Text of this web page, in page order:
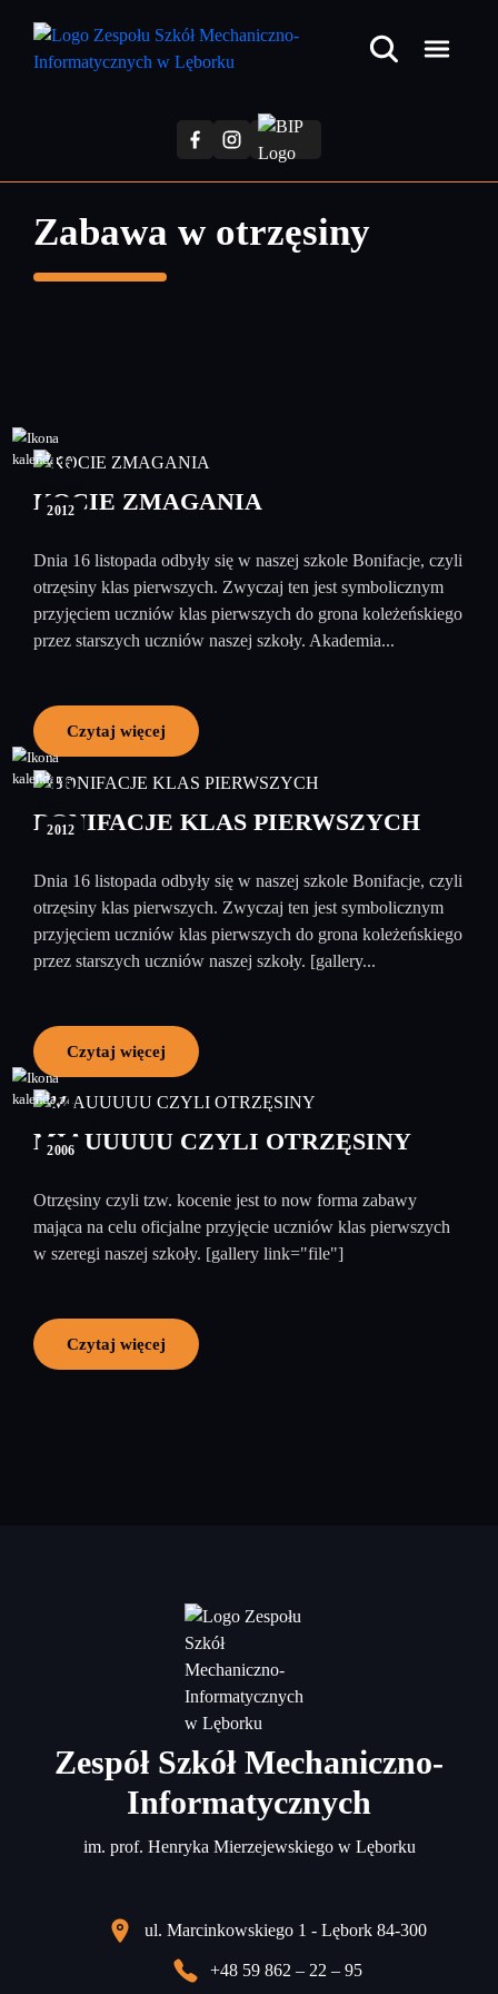
treści
Zabawa w otrzęsiny
16
2012
KOCIE ZMAGANIA
Dnia 16 listopada odbyły się w naszej szkole Bonifacje, czyli
otrzęsiny klas pierwszych. Zwyczaj ten jest symbolicznym
przyjęciem uczniów klas pierwszych do grona koleżeńskiego
przez starszych uczniów naszej szkoły. Akademia...
Czytaj więcej
16
2012
BONIFACJE KLAS PIERWSZYCH
Dnia 16 listopada odbyły się w naszej szkole Bonifacje, czyli
otrzęsiny klas pierwszych. Zwyczaj ten jest symbolicznym
przyjęciem uczniów klas pierwszych do grona koleżeńskiego
przez starszych uczniów naszej szkoły. [gallery...
Czytaj więcej
24
2006
MIAUUUUU CZYLI OTRZĘSINY
Otrzęsiny czyli tzw. kocenie jest to now forma zabawy
mająca na celu oficjalne przyjęcie uczniów klas pierwszych
w szeregi naszej szkoły. [gallery link="file"]
Czytaj więcej
Zespół Szkół Mechaniczno-
Informatycznych
im. prof. Henryka Mierzejewskiego w Lęborku
ul. Marcinkowskiego 1 - Lębork 84-300
+48 59 862 – 22 – 95